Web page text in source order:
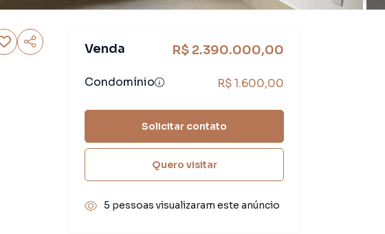
Venda R$ 2.390.000,00
Condomínio R$ 1.600,00
Solicitar contato
Quero visitar
5 pessoas visualizaram este anúncio